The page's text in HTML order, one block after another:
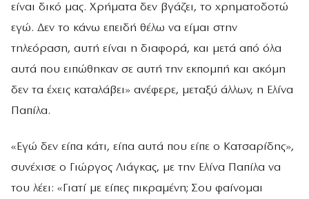
είναι δικό μας. Χρήματα δεν βγάζει, το χρηματοδοτώ
εγώ. Δεν το κάνω επειδή θέλω να είμαι στην
τηλεόραση, αυτή είναι η διαφορά, και μετά από όλα
αυτά που ειπώθηκαν σε αυτή την εκπομπή και ακόμη
δεν τα έχεις καταλάβει» ανέφερε, μεταξύ άλλων, η Ελίνα
Παπίλα.
«Εγώ δεν είπα κάτι, είπα αυτά που είπε ο Κατσαρίδης»,
συνέχισε ο Γιώργος Λιάγκας, με την Ελίνα Παπίλα να
του λέει: «Γιατί με είπες πικραμένη; Σου φαίνομαι